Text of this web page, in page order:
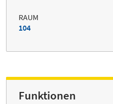
RAUM
104
Funktionen